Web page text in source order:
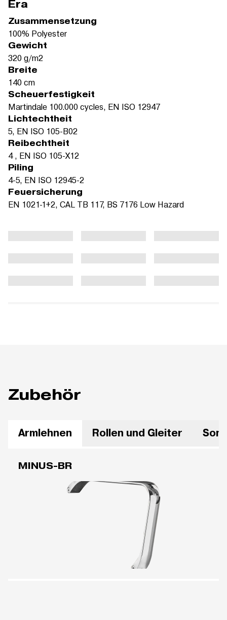
Era
Zusammensetzung
100% Polyester
Gewicht
320 g/m2
Breite
140 cm
Scheuerfestigkeit
Martindale 100.000 cycles, EN ISO 12947
Lichtechtheit
5, EN ISO 105-B02
Reibechtheit
4 , EN ISO 105-X12
Piling
4-5, EN ISO 12945-2
Feuersicherung
EN 1021-1+2, CAL TB 117, BS 7176 Low Hazard
Zubehör
Armlehnen Rollen und Gleiter
MINUS-BR